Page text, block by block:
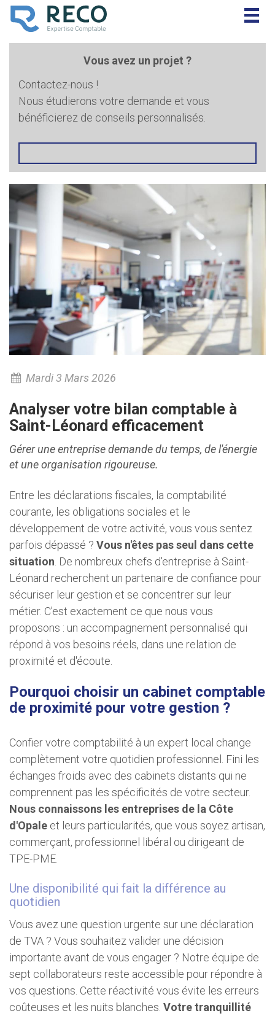
Vous avez un projet ?
Contactez-nous !
Nous étudierons votre demande et vous
bénéficierez de conseils personnalisés.
            DEMANDE DE DEVIS
Mardi 3 Mars 2026
Analyser votre bilan comptable à
Saint-Léonard efficacement
Gérer une entreprise demande du temps, de l'énergie
et une organisation rigoureuse.
Entre les déclarations fiscales, la comptabilité
courante, les obligations sociales et le
développement de votre activité, vous vous sentez
parfois dépassé ? Vous n'êtes pas seul dans cette
situation . De nombreux chefs d'entreprise à Saint-
Léonard recherchent un partenaire de confiance pour
sécuriser leur gestion et se concentrer sur leur
métier. C'est exactement ce que nous vous
proposons : un accompagnement personnalisé qui
répond à vos besoins réels, dans une relation de
proximité et d'écoute.
Pourquoi choisir un cabinet comptable
de proximité pour votre gestion ?
Confier votre comptabilité à un expert local change
complètement votre quotidien professionnel. Fini les
échanges froids avec des cabinets distants qui ne
comprennent pas les spécificités de votre secteur.
Nous connaissons les entreprises de la Côte
d'Opale et leurs particularités, que vous soyez artisan,
commerçant, professionnel libéral ou dirigeant de
TPE-PME.
Une disponibilité qui fait la différence au
quotidien
Vous avez une question urgente sur une déclaration
de TVA ? Vous souhaitez valider une décision
importante avant de vous engager ? Notre équipe de
sept collaborateurs reste accessible pour répondre à
vos questions. Cette réactivité vous évite les erreurs
coûteuses et les nuits blanches. Votre tranquillité